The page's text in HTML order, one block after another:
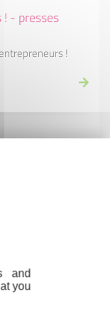
- presses
!
positif sur
- Le
and
you